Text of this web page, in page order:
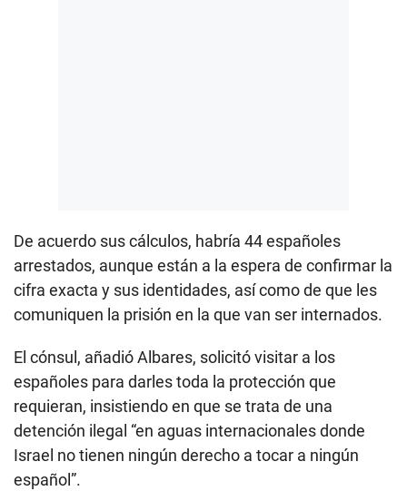
De acuerdo sus cálculos, habría 44 españoles
arrestados, aunque están a la espera de confirmar la
cifra exacta y sus identidades, así como de que les
comuniquen la prisión en la que van ser internados.
El cónsul, añadió Albares, solicitó visitar a los
españoles para darles toda la protección que
requieran, insistiendo en que se trata de una
detención ilegal “en aguas internacionales donde
Israel no tienen ningún derecho a tocar a ningún
español”.